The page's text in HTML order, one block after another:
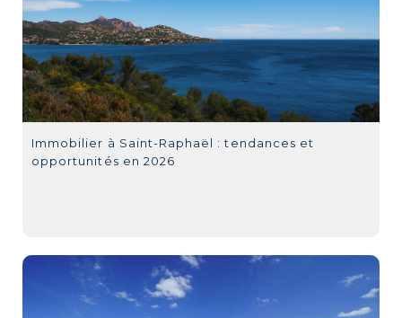
Immobilier à Saint-Raphaël : tendances et
opportunités en 2026